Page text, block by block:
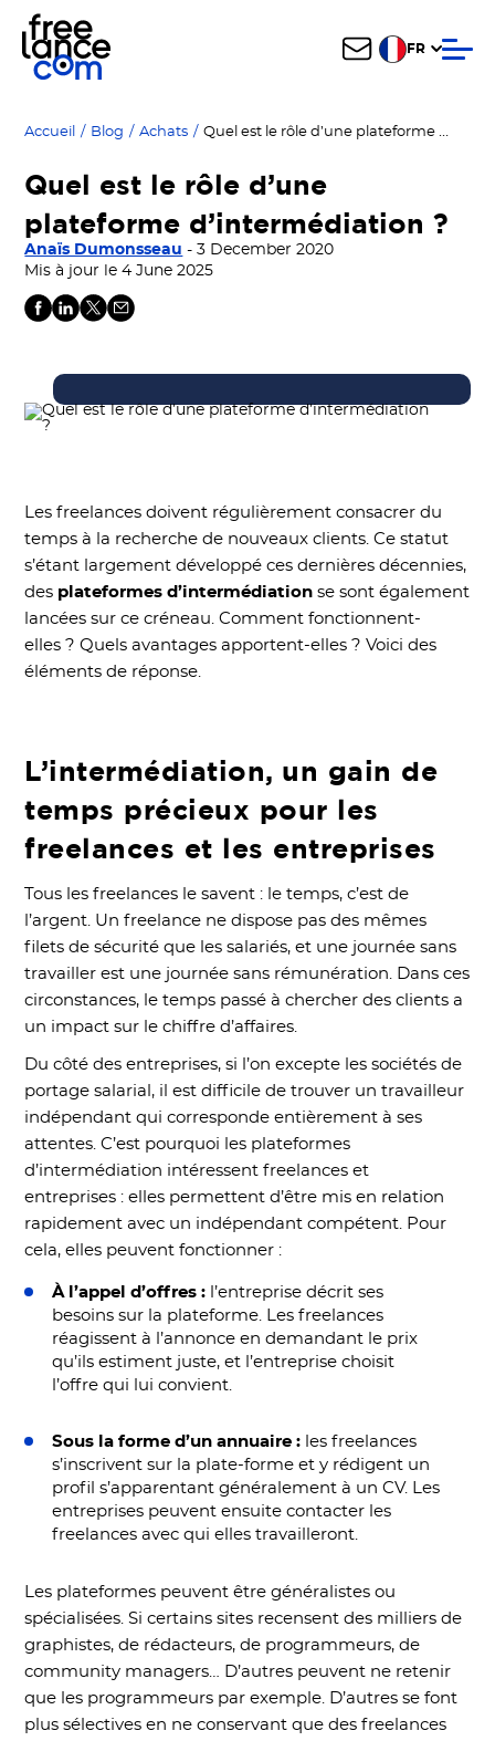
FR
Accueil / Blog / Achats / Quel est le rôle d’une plateforme d’intermédiation ?
Quel est le rôle d’une
plateforme d’intermédiation ?
Anaïs Dumonsseau - 3 December 2020
Mis à jour le 4 June 2025
Les freelances doivent régulièrement consacrer du
temps à la recherche de nouveaux clients. Ce statut
s’étant largement développé ces dernières décennies,
des plateformes d’intermédiation se sont également
lancées sur ce créneau. Comment fonctionnent-
elles ? Quels avantages apportent-elles ? Voici des
éléments de réponse.
L’intermédiation, un gain de
temps précieux pour les
freelances et les entreprises
Tous les freelances le savent : le temps, c’est de
l’argent. Un freelance ne dispose pas des mêmes
filets de sécurité que les salariés, et une journée sans
travailler est une journée sans rémunération. Dans ces
circonstances, le temps passé à chercher des clients a
un impact sur le chiffre d’affaires.
Du côté des entreprises, si l’on excepte les sociétés de
portage salarial, il est difficile de trouver un travailleur
indépendant qui corresponde entièrement à ses
attentes. C’est pourquoi les plateformes
d’intermédiation intéressent freelances et
entreprises : elles permettent d’être mis en relation
rapidement avec un indépendant compétent. Pour
cela, elles peuvent fonctionner :
À l’appel d’offres : l’entreprise décrit ses
besoins sur la plateforme. Les freelances
réagissent à l’annonce en demandant le prix
qu’ils estiment juste, et l’entreprise choisit
l’offre qui lui convient.
Sous la forme d’un annuaire : les freelances
s’inscrivent sur la plate-forme et y rédigent un
profil s’apparentant généralement à un CV. Les
entreprises peuvent ensuite contacter les
freelances avec qui elles travailleront.
Les plateformes peuvent être généralistes ou
spécialisées. Si certains sites recensent des milliers de
graphistes, de rédacteurs, de programmeurs, de
community managers… D’autres peuvent ne retenir
que les programmeurs par exemple. D’autres se font
plus sélectives en ne conservant que des freelances